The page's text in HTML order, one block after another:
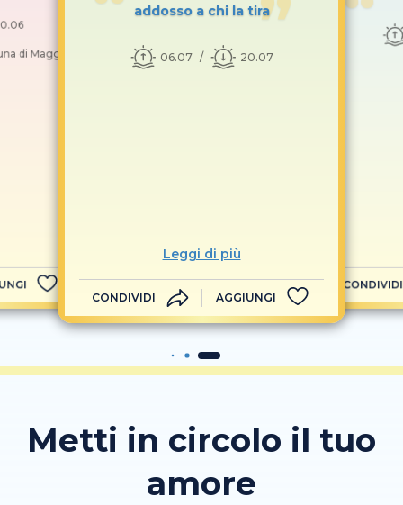
di Maggio]
addosso a chi la tira
06.07 20.07
Leggi di più
CONDIVIDI AGGIUNGI
CONDIVIDI
Metti in circolo il tuo
amore